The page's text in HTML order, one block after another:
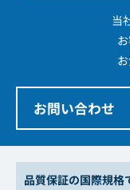
当
お問い合わせ
品質保証の国際規